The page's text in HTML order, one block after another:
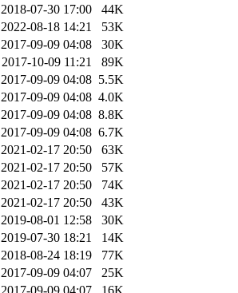
2018-07-30 17:00
44K
2022-08-18 14:21
53K
2017-09-09 04:08
30K
2017-10-09 11:21
89K
2017-09-09 04:08 5.5K
2017-09-09 04:08 4.0K
2017-09-09 04:08 8.8K
2017-09-09 04:08 6.7K
2021-02-17 20:50
63K
2021-02-17 20:50
57K
2021-02-17 20:50
74K
2021-02-17 20:50
43K
2019-08-01 12:58
30K
2019-07-30 18:21
14K
2018-08-24 18:19
77K
2017-09-09 04:07
25K